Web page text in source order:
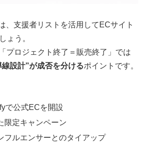
、支援者リストを活用してECサイト
ょう。
プロジェクト終了＝販売終了」では
設計”が成否を分けるポイントです。
で公式ECを開設
限定キャンペーン
フルエンサーとのタイアップ